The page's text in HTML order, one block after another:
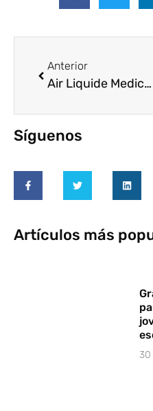
Anterior
Air Liquide Medicinal apuesta por el Voluntariado Corporativo
Síguenos
Artículos más